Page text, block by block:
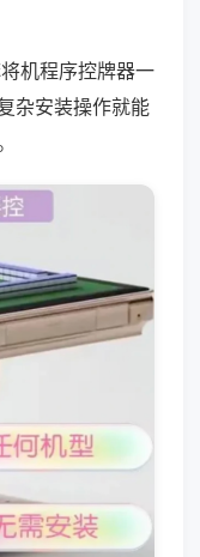
机程序控牌器一
杂安装操作就能